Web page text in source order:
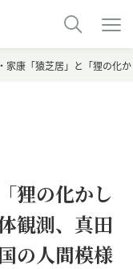
家康「猿芝居」と「狸の化
狸の化かし
観測、真田
の人間模様